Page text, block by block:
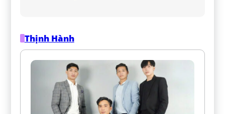
Thịnh Hành